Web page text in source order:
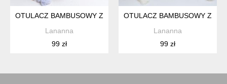
OTULACZ BAMBUSOWY Z CHWOSTAMI BAMBUS KOCYK
Lananna
99 zł
OTULACZ BAMBUSOWY Z
Lananna
99 zł